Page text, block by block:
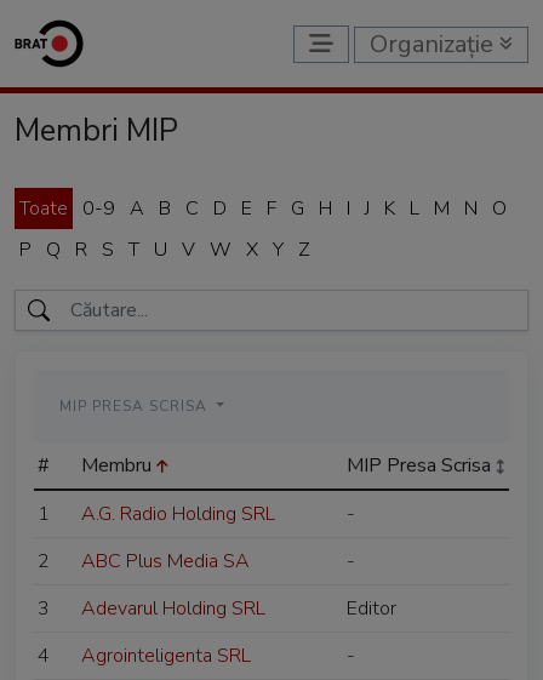
Organizație
Membri MIP
Toate 0-9 A B C D E F G H I J K L M N
O
P
Q R S T U V W X Y Z
MIP PRESA SCRISA
# Membru
MIP Presa Scrisa
1
A.G. Radio Holding SRL
-
2
ABC Plus Media SA
-
3
Adevarul Holding SRL
Editor
4
Agrointeligenta SRL
-